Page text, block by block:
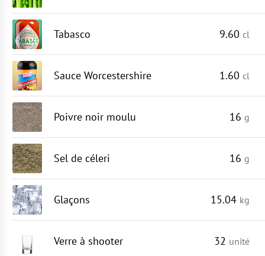
Tabasco 9.60 cl
Sauce Worcestershire 1.60 cl
Poivre noir moulu 16 g
Sel de céleri 16 g
Glaçons 15.04 kg
Verre à shooter 32 unité